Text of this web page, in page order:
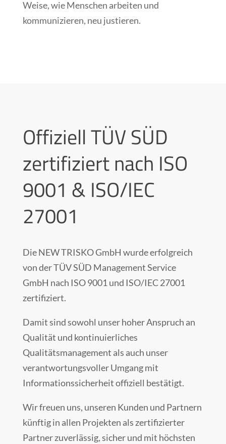
Weise, wie Menschen arbeiten und
kommunizieren, neu justieren.
Offiziell TÜV SÜD
zertifiziert nach ISO
9001 & ISO/IEC
27001
Die NEW TRISKO GmbH wurde erfolgreich
von der TÜV SÜD Management Service
GmbH nach ISO 9001 und ISO/IEC 27001
zertifiziert.
Damit sind sowohl unser hoher Anspruch an
Qualität und kontinuierliches
Qualitätsmanagement als auch unser
verantwortungsvoller Umgang mit
Informationssicherheit offiziell bestätigt.
Wir freuen uns, unseren Kunden und Partnern
künftig in allen Projekten als zertifizierter
Partner zuverlässig, sicher und mit höchsten